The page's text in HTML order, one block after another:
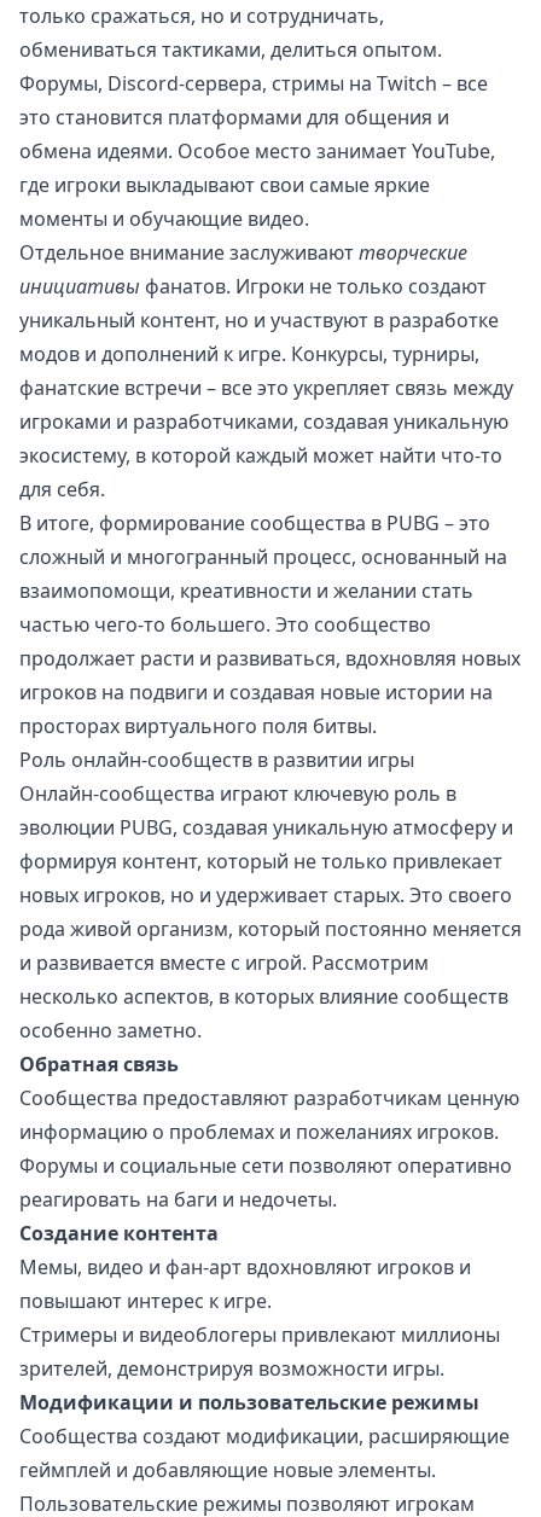
только сражаться, но и сотрудничать,
обмениваться тактиками, делиться опытом.
Форумы, Discord-сервера, стримы на Twitch – все
это становится платформами для общения и
обмена идеями. Особое место занимает YouTube,
где игроки выкладывают свои самые яркие
моменты и обучающие видео.
Отдельное внимание заслуживаюттворческие
инициативы фанатов. Игроки не только создают
уникальный контент, но и участвуют в разработке
модов и дополнений к игре. Конкурсы, турниры,
фанатские встречи – все это укрепляет связь между
игроками и разработчиками, создавая уникальную
экосистему, в которой каждый может найти что-то
для себя.
В итоге, формирование сообщества в PUBG – это
сложный и многогранный процесс, основанный на
взаимопомощи, креативности и желании стать
частью чего-то большего. Это сообщество
продолжает расти и развиваться, вдохновляя новых
игроков на подвиги и создавая новые истории на
просторах виртуального поля битвы.
Роль онлайн-сообществ в развитии игры
Онлайн-сообщества играют ключевую роль в
эволюции PUBG, создавая уникальную атмосферу и
формируя контент, который не только привлекает
новых игроков, но и удерживает старых. Это своего
рода живой организм, который постоянно меняется
и развивается вместе с игрой. Рассмотрим
несколько аспектов, в которых влияние сообществ
особенно заметно.
Обратная связь
Сообщества предоставляют разработчикам ценную
информацию о проблемах и пожеланиях игроков.
Форумы и социальные сети позволяют оперативно
реагировать на баги и недочеты.
Создание контента
Мемы, видео и фан-арт вдохновляют игроков и
повышают интерес к игре.
Стримеры и видеоблогеры привлекают миллионы
зрителей, демонстрируя возможности игры.
Модификации и пользовательские режимы
Сообщества создают модификации, расширяющие
геймплей и добавляющие новые элементы.
Пользовательские режимы позволяют игрокам